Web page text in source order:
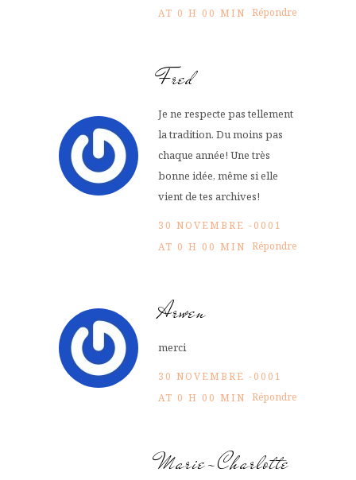
AT 0 H 00 MIN Répondre
Fred
Je ne respecte pas tellement
la tradition. Du moins pas
chaque année! Une très
bonne idée, même si elle
vient de tes archives!
30 NOVEMBRE -0001
AT 0 H 00 MIN Répondre
Arwen
merci
30 NOVEMBRE -0001
AT 0 H 00 MIN Répondre
Marie-Charlotte